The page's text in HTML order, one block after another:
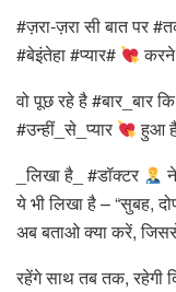
#ज़रा-ज़रा सी बात पर
#बेइंतेहा #प्यार#
करने
वो पूछ रहे है #बार_बार
#उन्हीं_से_प्यार
हुआ
_लिखा है_ #डॉक्टर
ये भी लिखा है – “सुबह,
अब बताओ क्या करें,
रहेंगे साथ तब तक, रहेगी